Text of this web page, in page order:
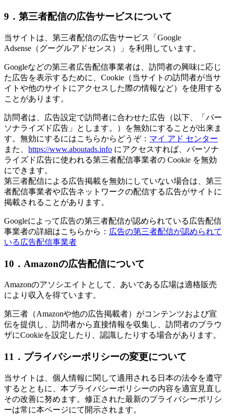
9．第三者配信の広告サービスについて
当サイトは、第三者配信の広告サービス「Google
Adsense（グーグルアドセンス）」を利用しています。
Googleなどの第三者広告配信事業者は、訪問者の興味に応じ
た広告を表示するために、Cookie（当サイトの訪問者が当サ
イトや他のサイトにアクセスした際の情報など）を使用する
ことがあります。
訪問者は、広告設定で訪問者に合わせた広告（以下、「パー
ソナライズド広告」とします。）を無効にすることが出来ま
す。無効にするにはこちらからどうぞ： マイ アド センター
また、 https://www.aboutads.info にアクセスすれば、パーソナ
ライズド広告に使われる第三者配信事業者の Cookie を無効
にできます。
第三者配信による広告掲載を無効にしていない場合は、第三
者配信事業者や広告ネットワークの配信する広告がサイトに
掲載されることがあります。
Googleによって広告の第三者配信が認められている広告配信
事業者の詳細はこちらから： 広告の第三者配信が認められて
いる広告配信事業者
10．Amazonの広告配信について
Amazonのアソシエイトとして、あいである広場は適格販売
により収入を得ています。
第三者（Amazonや他の広告掲載者）がコンテンツおよび宣
伝を提供し、訪問者から直接情報を収集し、訪問者のブラウ
ザにCookieを設定したり、認識したりする場合があります。
11．プライバシーポリシーの変更について
当サイトは、個人情報に関して適用される日本の法令を遵守
するとともに、本プライバシーポリシーの内容を適宜見直し
その改善に努めます。修正された最新のプライバシーポリシ
ーは常に本ページにて開示されます。